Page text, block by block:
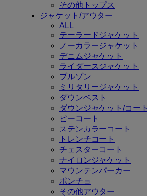
その他トップス
ジャケット/アウター
ALL
テーラードジャケット
ノーカラージャケット
デニムジャケット
ライダースジャケット
ブルゾン
ミリタリージャケット
ダウンベスト
ダウンジャケット/コート
ピーコート
ステンカラーコート
トレンチコート
チェスターコート
ナイロンジャケット
マウンテンパーカー
ポンチョ
その他アウター